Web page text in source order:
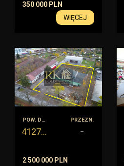
350 000 PLN
WIĘCEJ
POW. DZIAŁKI
4127
m2
PRZEZN.
–
2 500 000 PLN